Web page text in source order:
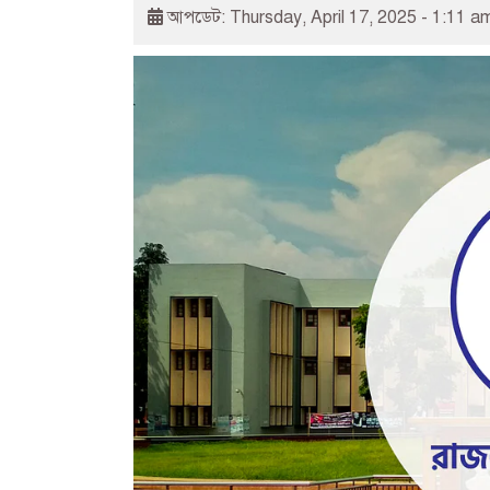
আপডেট: Thursday, April 17, 2025 - 1:11